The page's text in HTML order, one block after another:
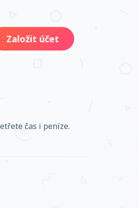
Založit účet
čas i peníze.